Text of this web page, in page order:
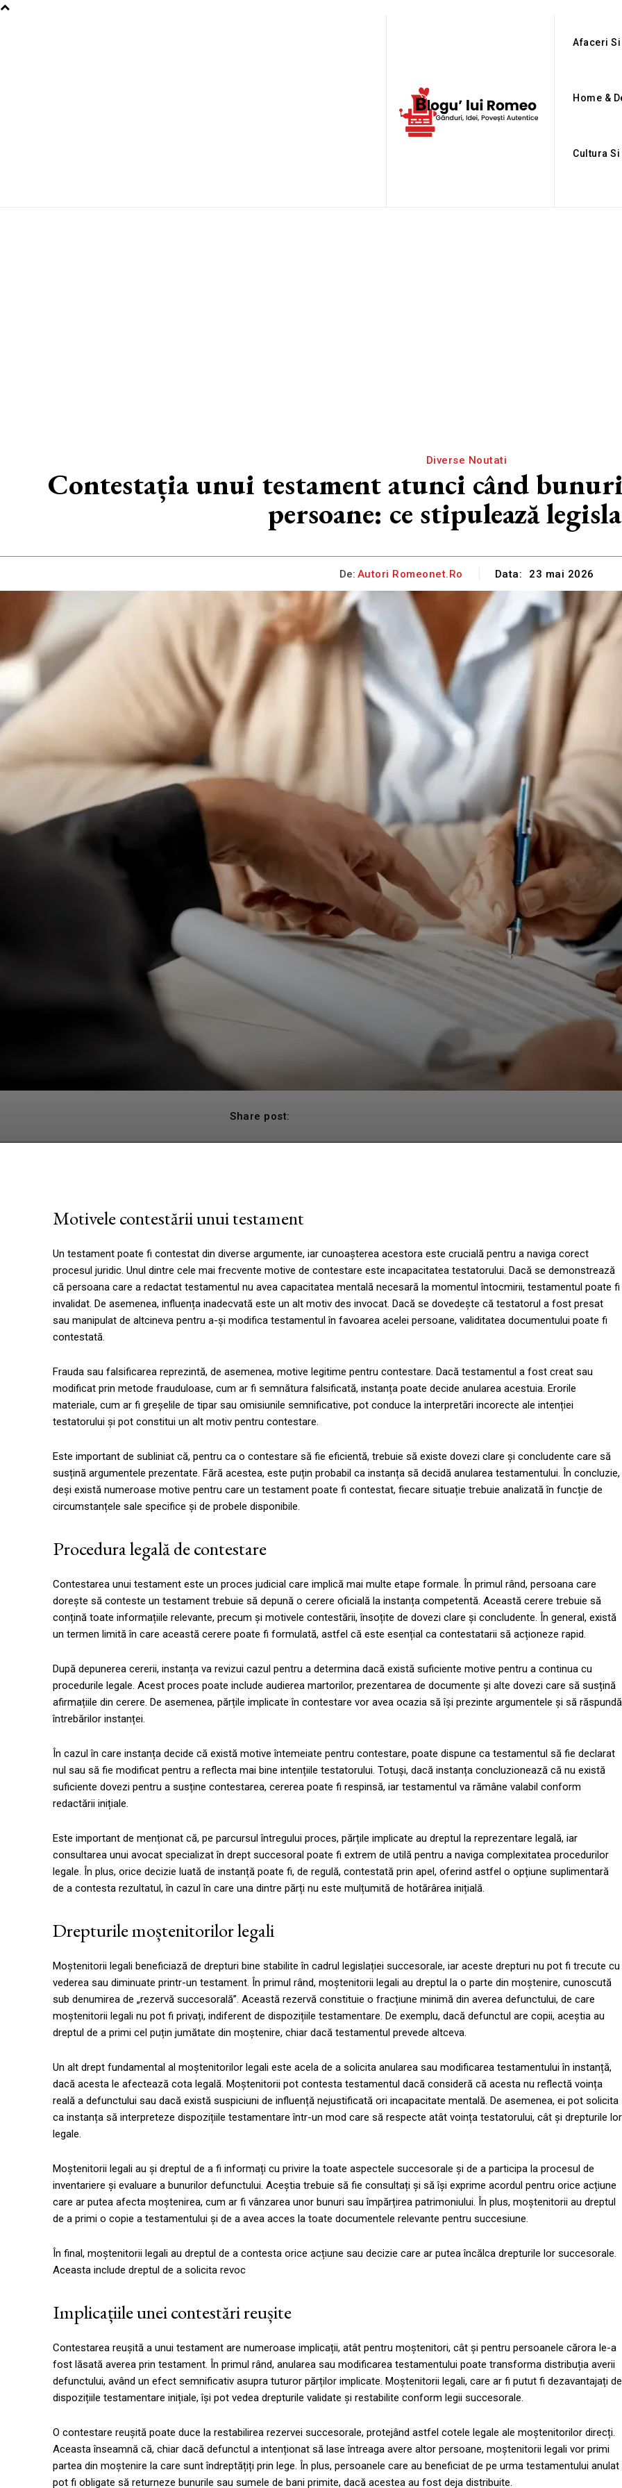
Afaceri
Home &
Cultura
Diverse Noutati
Contestația unui testament atunci când
persoane: ce stipulează
De: Autori Romeonet.ro Data: 23 mai 2026
Share post:
Motivele contestării unui testament
Un testament poate fi contestat din diverse argumente, iar cunoașterea acestora este crucială pentru a naviga corect
procesul juridic. Unul dintre cele mai frecvente motive de contestare este incapacitatea testatorului. Dacă se demonstrează
că persoana care a redactat testamentul nu avea capacitatea mentală necesară la momentul întocmirii, testamentul poate fi
invalidat. De asemenea, influența inadecvată este un alt motiv des invocat. Dacă se dovedește că testatorul a fost presat
sau manipulat de altcineva pentru a-și modifica testamentul în favoarea acelei persoane, validitatea documentului poate fi
contestată.
Frauda sau falsificarea reprezintă, de asemenea, motive legitime pentru contestare. Dacă testamentul a fost creat sau
modificat prin metode frauduloase, cum ar fi semnătura falsificată, instanța poate decide anularea acestuia. Erorile
materiale, cum ar fi greșelile de tipar sau omisiunile semnificative, pot conduce la interpretări incorecte ale intenției
testatorului și pot constitui un alt motiv pentru contestare.
Este important de subliniat că, pentru ca o contestare să fie eficientă, trebuie să existe dovezi clare și concludente care să
susțină argumentele prezentate. Fără acestea, este puțin probabil ca instanța să decidă anularea testamentului. În concluzie,
deși există numeroase motive pentru care un testament poate fi contestat, fiecare situație trebuie analizată în funcție de
circumstanțele sale specifice și de probele disponibile.
Procedura legală de contestare
Contestarea unui testament este un proces judicial care implică mai multe etape formale. În primul rând, persoana care
dorește să conteste un testament trebuie să depună o cerere oficială la instanța competentă. Această cerere trebuie să
conțină toate informațiile relevante, precum și motivele contestării, însoțite de dovezi clare și concludente. În general, există
un termen limită în care această cerere poate fi formulată, astfel că este esențial ca contestatarii să acționeze rapid.
După depunerea cererii, instanța va revizui cazul pentru a determina dacă există suficiente motive pentru a continua cu
procedurile legale. Acest proces poate include audierea martorilor, prezentarea de documente și alte dovezi care să susțină
afirmațiile din cerere. De asemenea, părțile implicate în contestare vor avea ocazia să își prezinte argumentele și să răspundă
întrebărilor instanței.
În cazul în care instanța decide că există motive întemeiate pentru contestare, poate dispune ca testamentul să fie declarat
nul sau să fie modificat pentru a reflecta mai bine intențiile testatorului. Totuși, dacă instanța concluzionează că nu există
suficiente dovezi pentru a susține contestarea, cererea poate fi respinsă, iar testamentul va rămâne valabil conform
redactării inițiale.
Este important de menționat că, pe parcursul întregului proces, părțile implicate au dreptul la reprezentare legală, iar
consultarea unui avocat specializat în drept succesoral poate fi extrem de utilă pentru a naviga complexitatea procedurilor
legale. În plus, orice decizie luată de instanță poate fi, de regulă, contestată prin apel, oferind astfel o opțiune suplimentară
de a contesta rezultatul, în cazul în care una dintre părți nu este mulțumită de hotărârea inițială.
Drepturile moștenitorilor legali
Moștenitorii legali beneficiază de drepturi bine stabilite în cadrul legislației succesorale, iar aceste drepturi nu pot fi trecute cu
vederea sau diminuate printr-un testament. În primul rând, moștenitorii legali au dreptul la o parte din moștenire, cunoscută
sub denumirea de „rezervă succesorală”. Această rezervă constituie o fracțiune minimă din averea defunctului, de care
moștenitorii legali nu pot fi privați, indiferent de dispozițiile testamentare. De exemplu, dacă defunctul are copii, aceștia au
dreptul de a primi cel puțin jumătate din moștenire, chiar dacă testamentul prevede altceva.
Un alt drept fundamental al moștenitorilor legali este acela de a solicita anularea sau modificarea testamentului în instanță,
dacă acesta le afectează cota legală. Moștenitorii pot contesta testamentul dacă consideră că acesta nu reflectă voința
reală a defunctului sau dacă există suspiciuni de influență nejustificată ori incapacitate mentală. De asemenea, ei pot solicita
ca instanța să interpreteze dispozițiile testamentare într-un mod care să respecte atât voința testatorului, cât și drepturile lor
legale.
Moștenitorii legali au și dreptul de a fi informați cu privire la toate aspectele succesorale și de a participa la procesul de
inventariere și evaluare a bunurilor defunctului. Aceștia trebuie să fie consultați și să își exprime acordul pentru orice acțiune
care ar putea afecta moștenirea, cum ar fi vânzarea unor bunuri sau împărțirea patrimoniului. În plus, moștenitorii au dreptul
de a primi o copie a testamentului și de a avea acces la toate documentele relevante pentru succesiune.
În final, moștenitorii legali au dreptul de a contesta orice acțiune sau decizie care ar putea încălca drepturile lor succesorale.
Aceasta include dreptul de a solicita revoc
Implicațiile unei contestări reușite
Contestarea reușită a unui testament are numeroase implicații, atât pentru moștenitori, cât și pentru persoanele cărora le-a
fost lăsată averea prin testament. În primul rând, anularea sau modificarea testamentului poate transforma distribuția averii
defunctului, având un efect semnificativ asupra tuturor părților implicate. Moștenitorii legali, care ar fi putut fi dezavantajați de
dispozițiile testamentare inițiale, își pot vedea drepturile validate și restabilite conform legii succesorale.
O contestare reușită poate duce la restabilirea rezervei succesorale, protejând astfel cotele legale ale moștenitorilor direcți.
Aceasta înseamnă că, chiar dacă defunctul a intenționat să lase întreaga avere altor persoane, moștenitorii legali vor primi
partea din moștenire la care sunt îndreptățiți prin lege. În plus, persoanele care au beneficiat de pe urma testamentului anulat
pot fi obligate să returneze bunurile sau sumele de bani primite, dacă acestea au fost deja distribuite.